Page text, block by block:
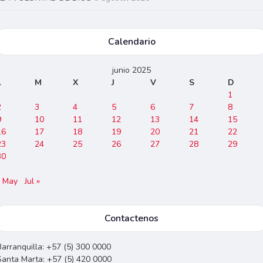
Calendario
junio 2025
M X J V S
D
1
3 4 5 6 7
8
10 11 12 13 14
15
17 18 19 20 21
22
24 25 26 27 28
29
May Jul »
Contactenos
+57 (5) 300 0000
Marta: +57 (5) 420 0000